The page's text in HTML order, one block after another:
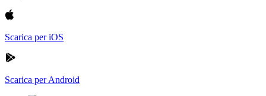
Scarica per iOS
Scarica per Android